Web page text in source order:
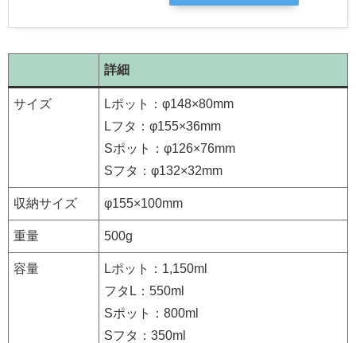
詳細
サイズ
Lポット：φ148×80mm
Lフタ：φ155×36mm
Sポット：φ126×76mm
Sフタ：φ132×32mm
収納サイズ φ155×100mm
重量 500g
容量
Lポット：1,150ml
フタL：550ml
Sポット：800ml
Sフタ：350ml